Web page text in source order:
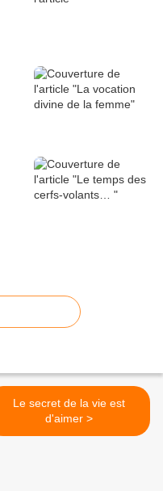
Le secret de la vie est
d'aimer >